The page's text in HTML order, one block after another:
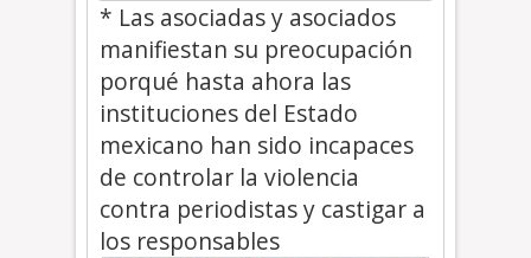
* Las asociadas y asociados
manifiestan su preocupación
porqué hasta ahora las
instituciones del Estado
mexicano han sido incapaces
de controlar la violencia
contra periodistas y castigar a
los responsables